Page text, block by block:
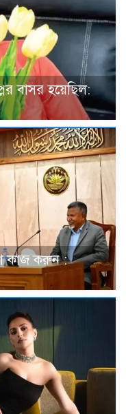
বাসর হয়েছিল:
কাজ করুন :